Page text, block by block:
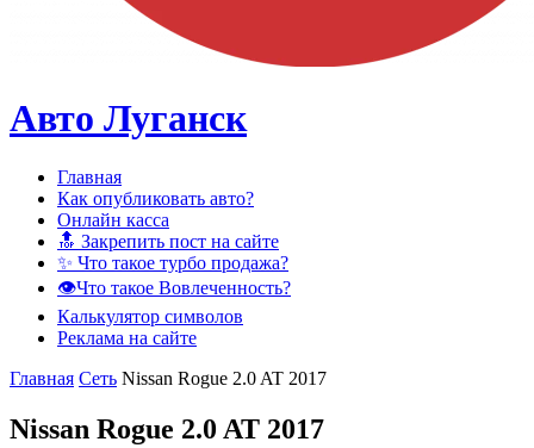
Авто Луганск
Главная
Как опубликовать авто?
Онлайн касса
🔝 Закрепить пост на сайте
✨ Что такое турбо продажа?
👁️Что такое Вовлеченность?
Калькулятор символов
Реклама на сайте
Главная Сеть Nissan Rogue 2.0 AT 2017
Nissan Rogue 2.0 AT 2017